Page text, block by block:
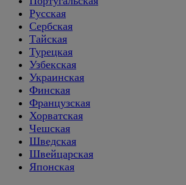
Русская
Сербская
Тайская
Турецкая
Узбекская
Украинская
Финская
Французская
Хорватская
Чешская
Шведская
Швейцарская
Японская